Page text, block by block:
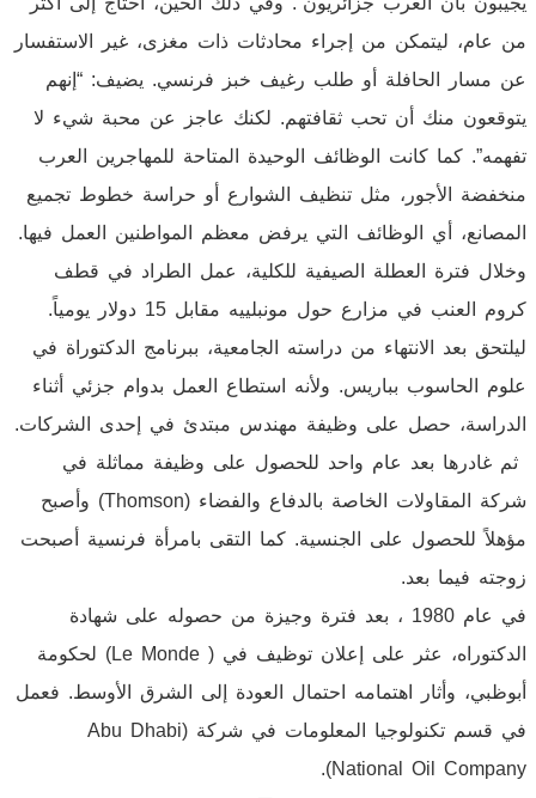
من عام، ليتمكن من إجراء محادثات ذات مغزى، غير الاستفسار
عن مسار الحافلة أو طلب رغيف خبز فرنسي. يضيف: “إنهم
يتوقعون منك أن تحب ثقافتهم. لكنك عاجز عن محبة شيء لا
تفهمه”. كما كانت الوظائف الوحيدة المتاحة للمهاجرين العرب
منخفضة الأجور، مثل تنظيف الشوارع أو حراسة خطوط تجميع
المصانع، أي الوظائف التي يرفض معظم المواطنين العمل فيها.
وخلال فترة العطلة الصيفية للكلية، عمل الطراد في قطف
كروم العنب في مزارع حول مونبلييه مقابل 15 دولار يومياً.
ليلتحق بعد الانتهاء من دراسته الجامعية، ببرنامج الدكتوراة في
علوم الحاسوب بباريس. ولأنه استطاع العمل بدوام جزئي أثناء
الدراسة، حصل على وظيفة مهندس مبتدئ في إحدى الشركات.
ثم غادرها بعد عام واحد للحصول على وظيفة مماثلة في
شركة المقاولات الخاصة بالدفاع والفضاء (Thomson) وأصبح
مؤهلاً للحصول على الجنسية. كما التقى بامرأة فرنسية أصبحت
زوجته فيما بعد.
في عام 1980 ، بعد فترة وجيزة من حصوله على شهادة
الدكتوراه، عثر على إعلان توظيف في ( Le Monde) لحكومة
أبوظبي، وأثار اهتمامه احتمال العودة إلى الشرق الأوسط. فعمل
في قسم تكنولوجيا المعلومات في شركة (Abu Dhabi
National Oil Company).